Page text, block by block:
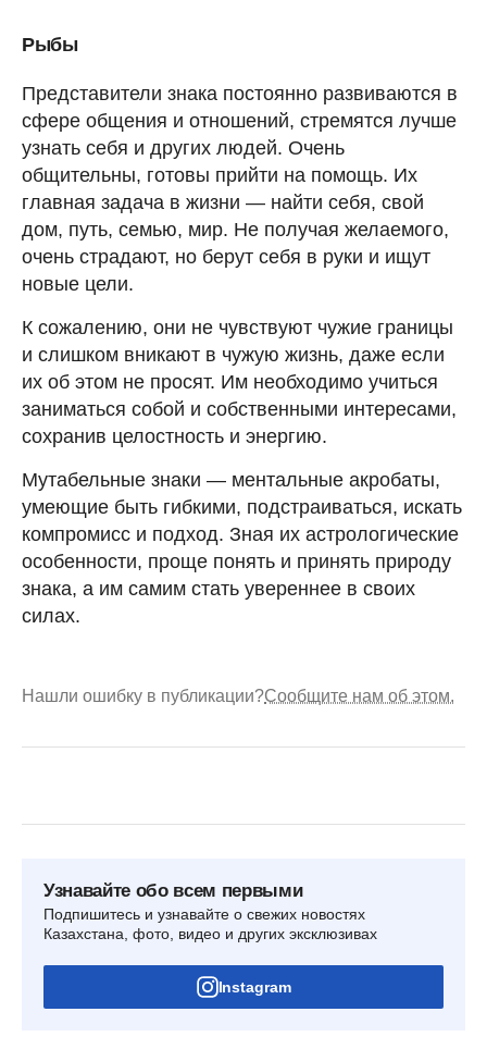
Рыбы
Представители знака постоянно развиваются в
сфере общения и отношений, стремятся лучше
узнать себя и других людей. Очень
общительны, готовы прийти на помощь. Их
главная задача в жизни — найти себя, свой
дом, путь, семью, мир. Не получая желаемого,
очень страдают, но берут себя в руки и ищут
новые цели.
К сожалению, они не чувствуют чужие границы
и слишком вникают в чужую жизнь, даже если
их об этом не просят. Им необходимо учиться
заниматься собой и собственными интересами,
сохранив целостность и энергию.
Мутабельные знаки — ментальные акробаты,
умеющие быть гибкими, подстраиваться, искать
компромисс и подход. Зная их астрологические
особенности, проще понять и принять природу
знака, а им самим стать увереннее в своих
силах.
Нашли ошибку в публикации?Сообщите нам об этом.
Узнавайте обо всем первыми
Подпишитесь и узнавайте о свежих новостях
Казахстана, фото, видео и других эксклюзивах
Instagram